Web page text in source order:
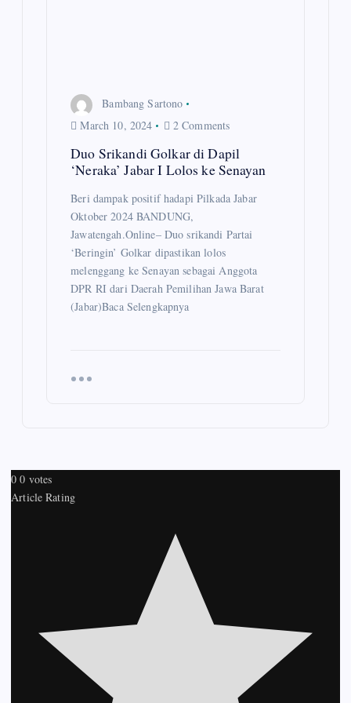
Bambang Sartono
March 10, 2024
2 Comments
Duo Srikandi Golkar di Dapil
‘Neraka’ Jabar I Lolos ke Senayan
Beri dampak positif hadapi Pilkada Jabar
Oktober 2024 BANDUNG,
Jawatengah.Online– Duo srikandi Partai
‘Beringin’ Golkar dipastikan lolos
melenggang ke Senayan sebagai Anggota
DPR RI dari Daerah Pemilihan Jawa Barat
(Jabar)Baca Selengkapnya
0 0 votes
Article Rating